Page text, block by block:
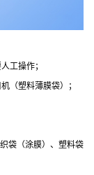
工操作；
（塑料薄膜袋）；
袋（涂膜）、塑料袋